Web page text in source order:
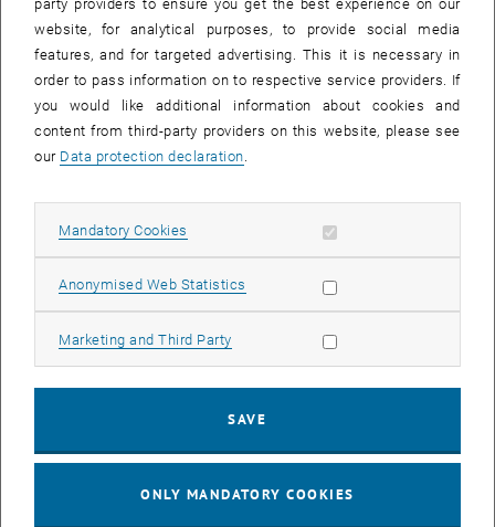
Das 7. EU-Forschungsrahmenprogramm ist das grösste,
internationale, kooperative und kompetitive Forschungs- und
Technologieprogramm mit rund 54 Milliarden Euro für europäische
Forschungszusammenarbeit, für Innovation und
Wettbewerbsfähigkeit und für Ihre internationale Vernetzung.
tutextlinks>www.ffg.at/rp7 und stellen Sie Ihre Fragen zum EU-
tutextlinks>www.ffg.at/rp7 bis 31. Oktober 2006.
1010 Wien, Wipplingerstrasse 34
party providers to ensure you get the best experience on our
website, for analytical purposes, to provide social media
features, and for targeted advertising. This it is necessary in
order to pass information on to respective service providers. If
you would like additional information about cookies and
content from third-party providers on this website, please see
our Data protection declaration.
Mandatory Cookies Allow mandatory cookies
Anonymised Web Statistics Allow statistic cookies
Marketing and Third Party Allow marketing cookies
SAVE
ONLY MANDATORY COOKIES